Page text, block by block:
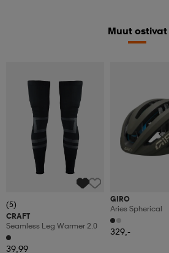
Muut ostivat
(5)
CRAFT
Seamless Leg Warmer 2.0
39,99
GIRO
Aries Spherical
329,-